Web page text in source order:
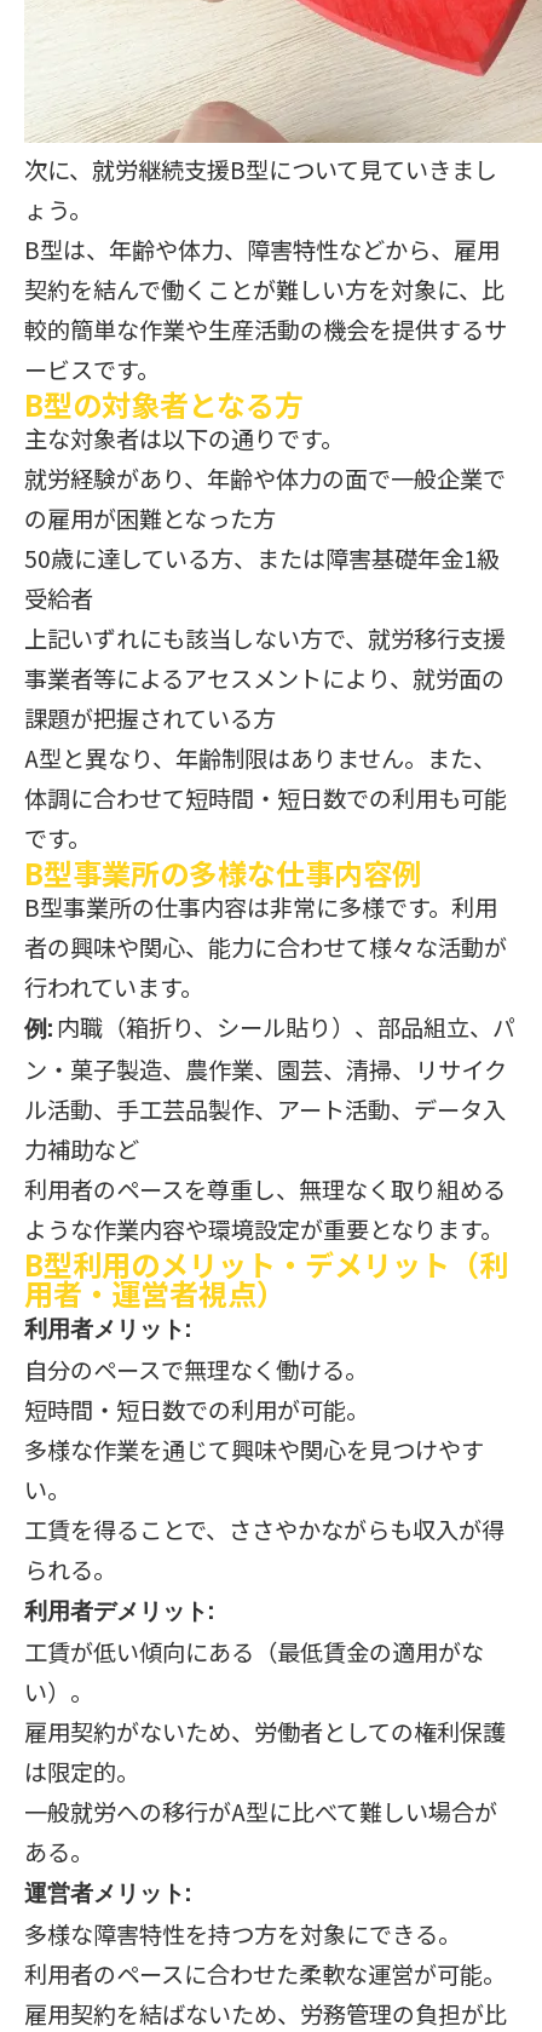
次に、就労継続支援B型について見ていきまし
ょう。
B型は、年齢や体力、障害特性などから、雇用
契約を結んで働くことが難しい方を対象に、比
較的簡単な作業や生産活動の機会を提供するサ
ービスです。
B型の対象者となる方
主な対象者は以下の通りです。
就労経験があり、年齢や体力の面で一般企業で
の雇用が困難となった方
50歳に達している方、または障害基礎年金1級
受給者
上記いずれにも該当しない方で、就労移行支援
事業者等によるアセスメントにより、就労面の
課題が把握されている方
A型と異なり、年齢制限はありません。また、
体調に合わせて短時間・短日数での利用も可能
です。
B型事業所の多様な仕事内容例
B型事業所の仕事内容は非常に多様です。利用
者の興味や関心、能力に合わせて様々な活動が
行われています。
例: 内職（箱折り、シール貼り）、部品組立、パ
ン・菓子製造、農作業、園芸、清掃、リサイク
ル活動、手工芸品製作、アート活動、データ入
力補助など
利用者のペースを尊重し、無理なく取り組める
ような作業内容や環境設定が重要となります。
B型利用のメリット・デメリット（利
用者・運営者視点）
利用者メリット:
自分のペースで無理なく働ける。
短時間・短日数での利用が可能。
多様な作業を通じて興味や関心を見つけやす
い。
工賃を得ることで、ささやかながらも収入が得
られる。
利用者デメリット:
工賃が低い傾向にある（最低賃金の適用がな
い）。
雇用契約がないため、労働者としての権利保護
は限定的。
一般就労への移行がA型に比べて難しい場合が
ある。
運営者メリット:
多様な障害特性を持つ方を対象にできる。
利用者のペースに合わせた柔軟な運営が可能。
雇用契約を結ばないため、労務管理の負担が比